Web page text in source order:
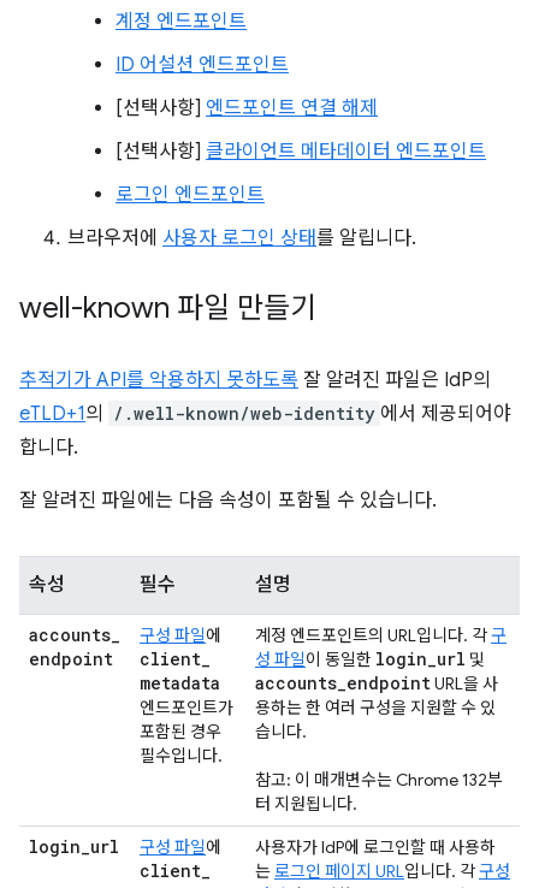
계정 엔드포인트
ID 어설션 엔드포인트
[선택사항] 엔드포인트 연결 해제
[선택사항] 클라이언트 메타데이터 엔드포인트
로그인 엔드포인트
브라우저에 사용자 로그인 상태를 알립니다.
well-known 파일 만들기
추적기가 API를 악용하지 못하도록 잘 알려진 파일은 IdP의
eTLD+1의 /.well-known/web-identity 에서 제공되어야
합니다.
잘 알려진 파일에는 다음 속성이 포함될 수 있습니다.
속성 필수 설명
accounts_
endpoint
구성 파일에
client_
metadata
엔드포인트가
포함된 경우
필수입니다.
계정 엔드포인트의 URL입니다. 각구
성 파일이 동일한 login_url 및
accounts_endpointURL을 사
용하는 한 여러 구성을 지원할 수 있
습니다.
참고: 이 매개변수는 Chrome 132부
터 지원됩니다.
login_url 구성 파일에
client_
사용자가 IdP에 로그인할 때 사용하
는로그인 페이지 URL입니다. 각구성